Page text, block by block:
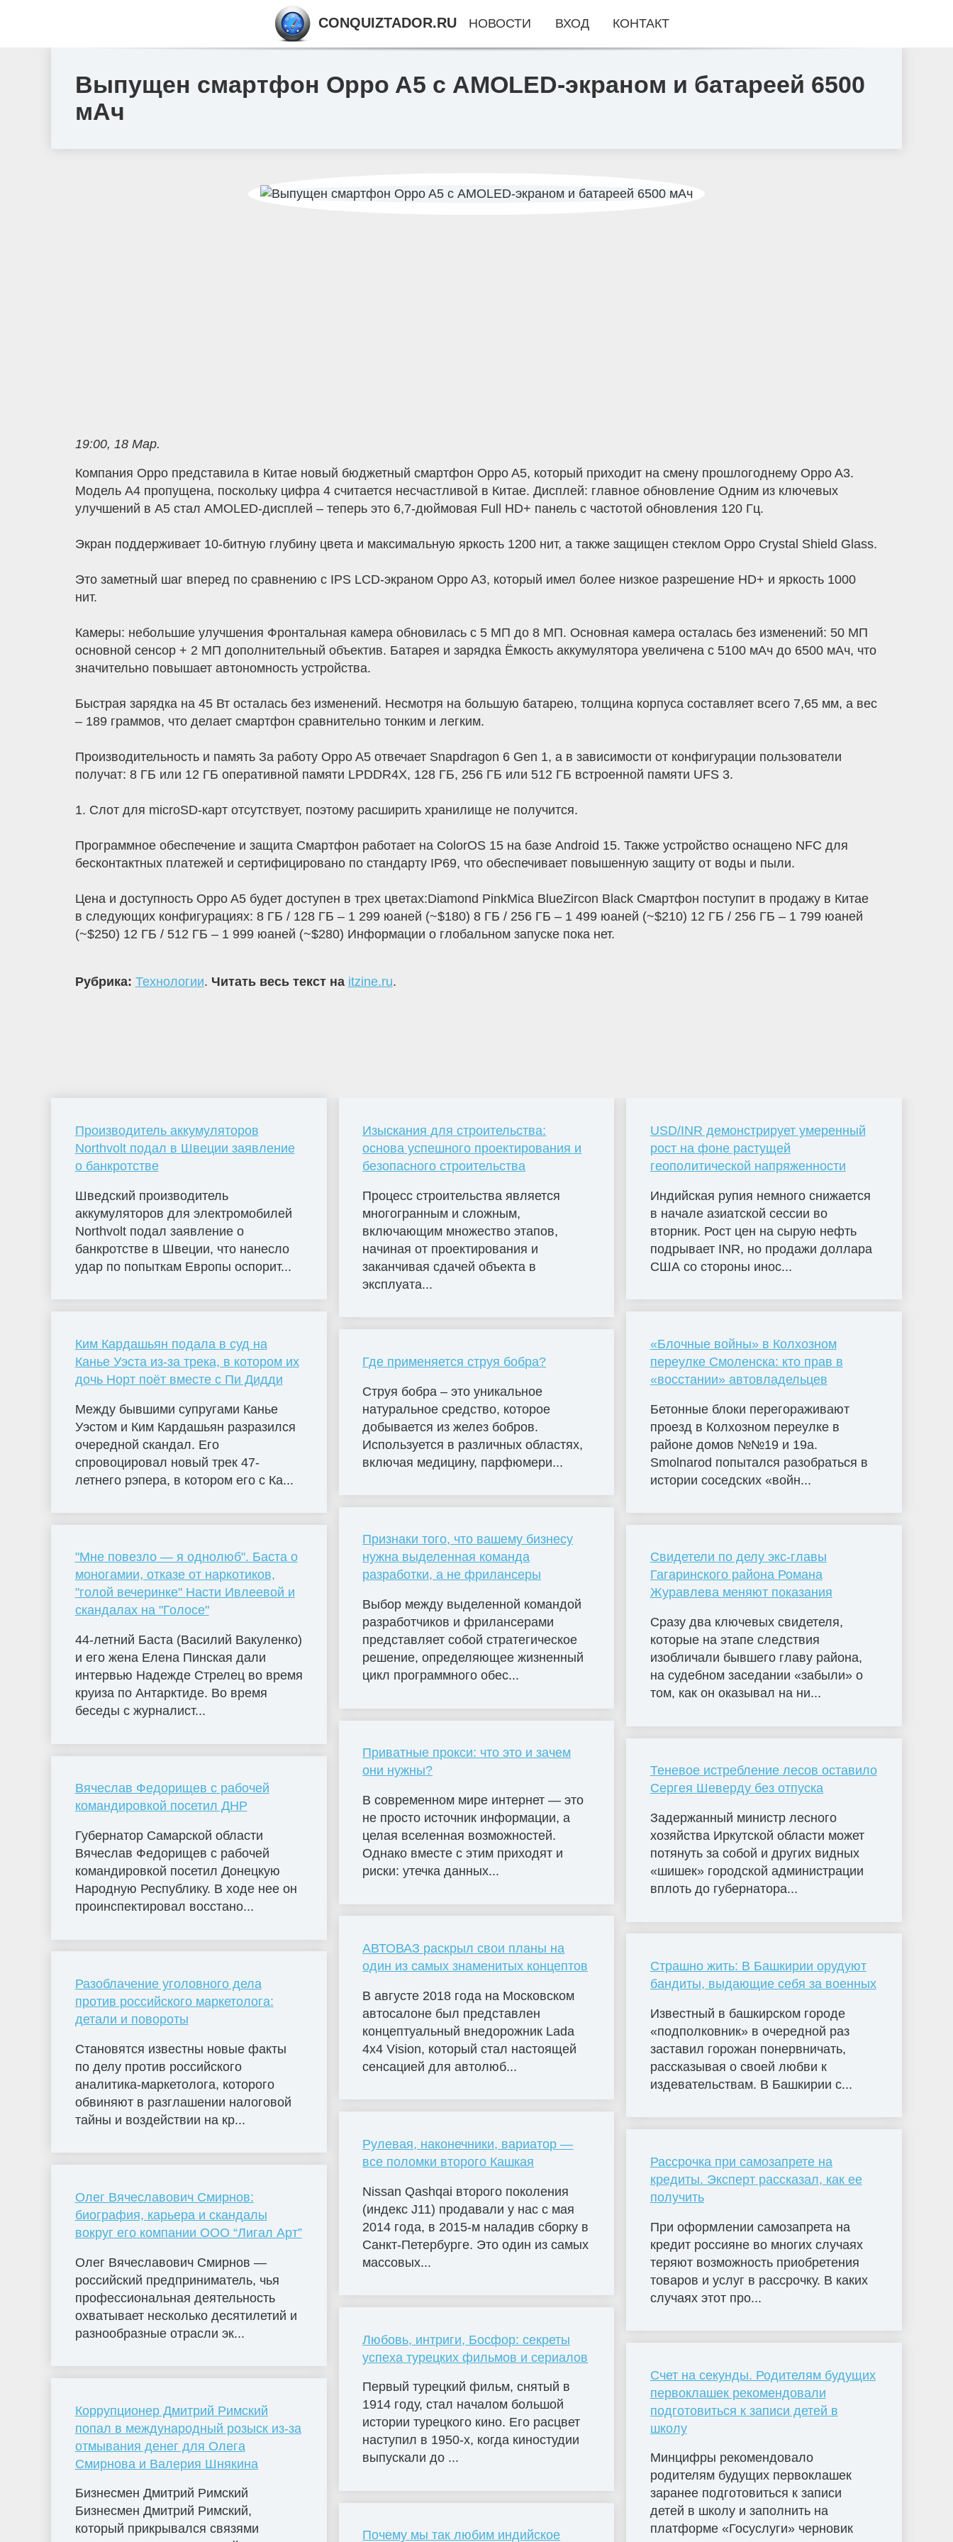
Выпущен смартфон Oppo A5 с AMOLED-экраном и батареей 6500
мАч
19:00, 18 Мар.
Компания Oppo представила в Китае новый бюджетный смартфон Oppo A5, который приходит на смену прошлогоднему Oppo A3.
Модель A4 пропущена, поскольку цифра 4 считается несчастливой в Китае. Дисплей: главное обновление Одним из ключевых
улучшений в A5 стал AMOLED-дисплей – теперь это 6,7-дюймовая Full HD+ панель с частотой обновления 120 Гц.
Экран поддерживает 10-битную глубину цвета и максимальную яркость 1200 нит, а также защищен стеклом Oppo Crystal Shield Glass.
Это заметный шаг вперед по сравнению с IPS LCD-экраном Oppo A3, который имел более низкое разрешение HD+ и яркость 1000
нит.
Камеры: небольшие улучшения Фронтальная камера обновилась с 5 МП до 8 МП. Основная камера осталась без изменений: 50 МП
основной сенсор + 2 МП дополнительный объектив. Батарея и зарядка Ёмкость аккумулятора увеличена с 5100 мАч до 6500 мАч, что
значительно повышает автономность устройства.
Быстрая зарядка на 45 Вт осталась без изменений. Несмотря на большую батарею, толщина корпуса составляет всего 7,65 мм, а вес
– 189 граммов, что делает смартфон сравнительно тонким и легким.
Производительность и память За работу Oppo A5 отвечает Snapdragon 6 Gen 1, а в зависимости от конфигурации пользователи
получат: 8 ГБ или 12 ГБ оперативной памяти LPDDR4X, 128 ГБ, 256 ГБ или 512 ГБ встроенной памяти UFS 3.
1. Слот для microSD-карт отсутствует, поэтому расширить хранилище не получится.
Программное обеспечение и защита Смартфон работает на ColorOS 15 на базе Android 15. Также устройство оснащено NFC для
бесконтактных платежей и сертифицировано по стандарту IP69, что обеспечивает повышенную защиту от воды и пыли.
Цена и доступность Oppo A5 будет доступен в трех цветах:Diamond PinkMica BlueZircon Black Смартфон поступит в продажу в Китае
в следующих конфигурациях: 8 ГБ / 128 ГБ – 1 299 юаней (~$180) 8 ГБ / 256 ГБ – 1 499 юаней (~$210) 12 ГБ / 256 ГБ – 1 799 юаней
(~$250) 12 ГБ / 512 ГБ – 1 999 юаней (~$280) Информации о глобальном запуске пока нет.
Рубрика: Технологии. Читать весь текст на itzine.ru.
Производитель аккумуляторов
Northvolt подал в Швеции заявление
о банкротстве
Шведский производитель
аккумуляторов для электромобилей
Northvolt подал заявление о
банкротстве в Швеции, что нанесло
удар по попыткам Европы оспорит...
Ким Кардашьян подала в суд на
Канье Уэста из-за трека, в котором их
дочь Норт поёт вместе с Пи Дидди
Между бывшими супругами Канье
Уэстом и Ким Кардашьян разразился
очередной скандал. Его
спровоцировал новый трек 47-
летнего рэпера, в котором его с Ка...
"Мне повезло — я однолюб". Баста о
моногамии, отказе от наркотиков,
"голой вечеринке" Насти Ивлеевой и
скандалах на "Голосе"
44-летний Баста (Василий Вакуленко)
и его жена Елена Пинская дали
интервью Надежде Стрелец во время
круиза по Антарктиде. Во время
беседы с журналист...
Вячеслав Федорищев с рабочей
командировкой посетил ДНР
Губернатор Самарской области
Вячеслав Федорищев с рабочей
командировкой посетил Донецкую
Народную Республику. В ходе нее он
проинспектировал восстано...
Разоблачение уголовного дела
против российского маркетолога:
детали и повороты
Становятся известны новые факты
по делу против российского
аналитика-маркетолога, которого
обвиняют в разглашении налоговой
тайны и воздействии на кр...
Олег Вячеславович Смирнов:
биография, карьера и скандалы
вокруг его компании ООО “Лигал Арт”
Олег Вячеславович Смирнов —
российский предприниматель, чья
профессиональная деятельность
охватывает несколько десятилетий и
разнообразные отрасли эк...
Коррупционер Дмитрий Римский
попал в международный розыск из-за
отмывания денег для Олега
Смирнова и Валерия Шнякина
Бизнесмен Дмитрий Римский
Бизнесмен Дмитрий Римский,
который прикрывался связями
Изыскания для строительства:
основа успешного проектирования и
безопасного строительства
Процесс строительства является
многогранным и сложным,
включающим множество этапов,
начиная от проектирования и
заканчивая сдачей объекта в
эксплуата...
Где применяется струя бобра?
Струя бобра – это уникальное
натуральное средство, которое
добывается из желез бобров.
Используется в различных областях,
включая медицину, парфюмери...
Признаки того, что вашему бизнесу
нужна выделенная команда
разработки, а не фрилансеры
Выбор между выделенной командой
разработчиков и фрилансерами
представляет собой стратегическое
решение, определяющее жизненный
цикл программного обес...
Приватные прокси: что это и зачем
они нужны?
В современном мире интернет — это
не просто источник информации, а
целая вселенная возможностей.
Однако вместе с этим приходят и
риски: утечка данных...
АВТОВАЗ раскрыл свои планы на
один из самых знаменитых концептов
В августе 2018 года на Московском
автосалоне был представлен
концептуальный внедорожник Lada
4х4 Vision, который стал настоящей
сенсацией для автолюб...
Рулевая, наконечники, вариатор —
все поломки второго Кашкая
Nissan Qashqai второго поколения
(индекс J11) продавали у нас с мая
2014 года, в 2015-м наладив сборку в
Санкт-Петербурге. Это один из самых
массовых...
Любовь, интриги, Босфор: секреты
успеха турецких фильмов и сериалов
Первый турецкий фильм, снятый в
1914 году, стал началом большой
истории турецкого кино. Его расцвет
наступил в 1950-х, когда киностудии
выпускали до ...
Почему мы так любим индийское
USD/INR демонстрирует умеренный
рост на фоне растущей
геополитической напряженности
Индийская рупия немного снижается
в начале азиатской сессии во
вторник. Рост цен на сырую нефть
подрывает INR, но продажи доллара
США со стороны инос...
«Блочные войны» в Колхозном
переулке Смоленска: кто прав в
«восстании» автовладельцев
Бетонные блоки перегораживают
проезд в Колхозном переулке в
районе домов №№19 и 19а.
Smolnarod попытался разобраться в
истории соседских «войн...
Свидетели по делу экс-главы
Гагаринского района Романа
Журавлева меняют показания
Сразу два ключевых свидетеля,
которые на этапе следствия
изобличали бывшего главу района,
на судебном заседании «забыли» о
том, как он оказывал на ни...
Теневое истребление лесов оставило
Сергея Шеверду без отпуска
Задержанный министр лесного
хозяйства Иркутской области может
потянуть за собой и других видных
«шишек» городской администрации
вплоть до губернатора...
Страшно жить: В Башкирии орудуют
бандиты, выдающие себя за военных
Известный в башкирском городе
«подполковник» в очередной раз
заставил горожан понервничать,
рассказывая о своей любви к
издевательствам. В Башкирии с...
Рассрочка при самозапрете на
кредиты. Эксперт рассказал, как ее
получить
При оформлении самозапрета на
кредит россияне во многих случаях
теряют возможность приобретения
товаров и услуг в рассрочку. В каких
случаях этот про...
Счет на секунды. Родителям будущих
первоклашек рекомендовали
подготовиться к записи детей в
школу
Минцифры рекомендовало
родителям будущих первоклашек
заранее подготовиться к записи
детей в школу и заполнить на
платформе «Госуслуги» черновик
CONQUIZTADOR.RU НОВОСТИ ВХОД КОНТАКТ